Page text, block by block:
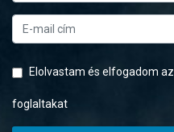
Elolvastam és elfogadom az
foglaltakat